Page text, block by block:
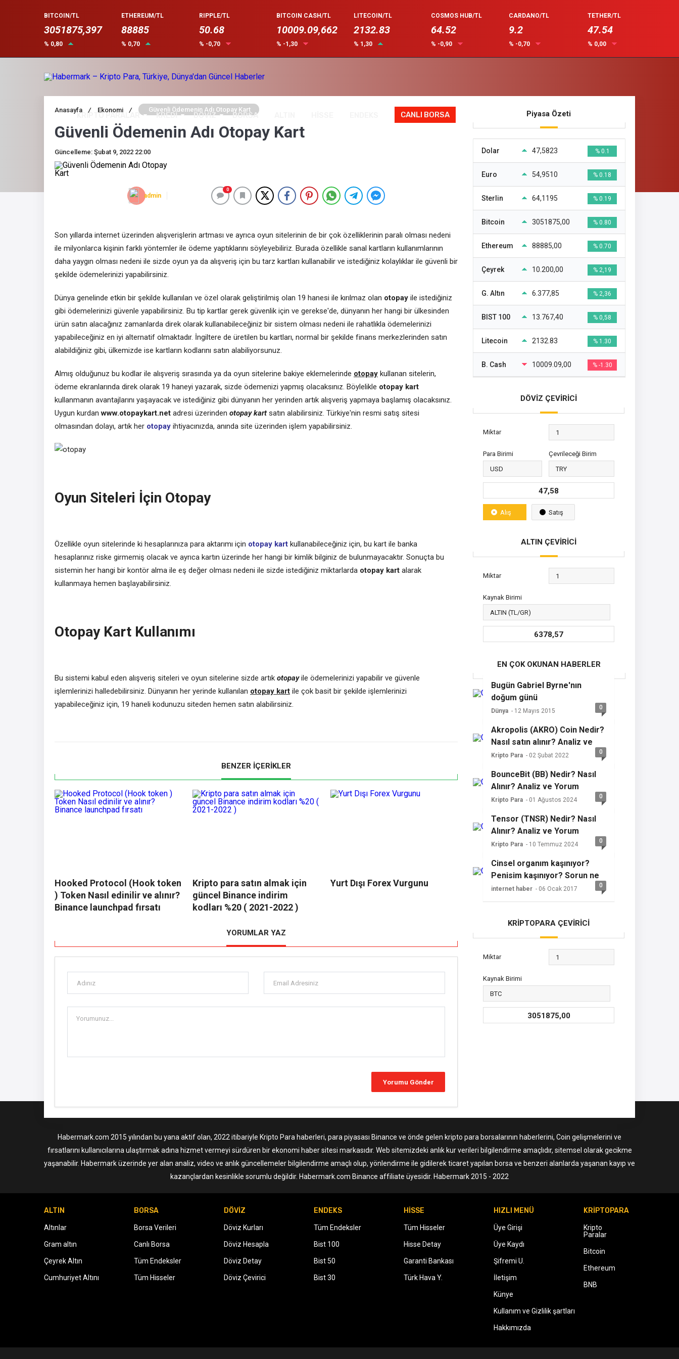
BITCOIN/TL
3051875,397
% 0,80
ETHEREUM/TL
88885
% 0,70
RIPPLE/TL
50.68
% -0,70
BITCOIN CASH/TL
10009.09,662
% -1,30
LITECOIN/TL
2132.83
% 1,30
COSMOS HUB/TL
64.52
% -0,90
CARDANO/TL
9.2
% -0,70
TETHER/TL
47.54
% 0,00
KRİPTO PARALAR KREDİ DÖVİZ BORSA CANLI BORSA
Anasayfa / Ekonomi / Güvenli Ödemenin Adı Otopay Kart
Güvenli Ödemenin Adı Otopay Kart
Güncelleme: Şubat 9, 2022 22:00
admin
0
Son yıllarda internet üzerinden alışverişlerin artması ve ayrıca oyun sitelerinin de bir çok özelliklerinin paralı olması nedeni
ile milyonlarca kişinin farklı yöntemler ile ödeme yaptıklarını söyleyebiliriz. Burada özellikle sanal kartların kullanımlarının
daha yaygın olması nedeni ile sizde oyun ya da alışveriş için bu tarz kartları kullanabilir ve istediğiniz kolaylıklar ile güvenli bir
şekilde ödemelerinizi yapabilirsiniz.
Dünya genelinde etkin bir şekilde kullanılan ve özel olarak geliştirilmiş olan 19 hanesi ile kırılmaz olan otopay ile istediğiniz
gibi ödemelerinizi güvenle yapabilirsiniz. Bu tip kartlar gerek güvenlik için ve gerekse'de, dünyanın her hangi bir ülkesinden
ürün satın alacağınız zamanlarda direk olarak kullanabileceğiniz bir sistem olması nedeni ile rahatlıkla ödemelerinizi
yapabileceğiniz en iyi alternatif olmaktadır. İngiltere de üretilen bu kartları, normal bir şekilde finans merkezlerinden satın
alabildiğiniz gibi, ülkemizde ise kartların kodlarını satın alabiliyorsunuz.
Almış olduğunuz bu kodlar ile alışveriş sırasında ya da oyun sitelerine bakiye eklemelerinde otopay kullanan sitelerin,
ödeme ekranlarında direk olarak 19 haneyi yazarak, sizde ödemenizi yapmış olacaksınız. Böylelikle otopay kart
kullanmanın avantajlarını yaşayacak ve istediğiniz gibi dünyanın her yerinden artık alışveriş yapmaya başlamış olacaksınız.
Uygun kurdanwww.otopaykart.net adresi üzerinden otopay kart satın alabilirsiniz. Türkiye'nin resmi satış sitesi
olmasından dolayı, artık her otopay ihtiyacınızda, anında site üzerinden işlem yapabilirsiniz.
Oyun Siteleri İçin Otopay
Özellikle oyun sitelerinde ki hesaplarınıza para aktarımı için otopay kart kullanabileceğiniz için, bu kart ile banka
hesaplarınız riske girmemiş olacak ve ayrıca kartın üzerinde her hangi bir kimlik bilginiz de bulunmayacaktır. Sonuçta bu
sistemin her hangi bir kontör alma ile eş değer olması nedeni ile sizde istediğiniz miktarlarda otopay kart alarak
kullanmaya hemen başlayabilirsiniz.
Otopay Kart Kullanımı
Bu sistemi kabul eden alışveriş siteleri ve oyun sitelerine sizde artık otopayile ödemelerinizi yapabilir ve güvenle
işlemlerinizi halledebilirsiniz. Dünyanın her yerinde kullanılan otopay kart ile çok basit bir şekilde işlemlerinizi
yapabileceğiniz için, 19 haneli kodunuzu siteden hemen satın alabilirsiniz.
BENZER İÇERİKLER
Hooked Protocol (Hook token
) Token Nasıl edinilir ve alınır?
Binance launchpad fırsatı
Kripto para satın almak için
güncel Binance indirim
kodları %20 ( 2021-2022 )
Yurt Dışı Forex Vurgunu
YORUMLAR YAZ
Piyasa Özeti
Dolar 47,5823 % 0.1
Euro 54,9510 % 0.18
Sterlin 64,1195 % 0.19
Bitcoin 3051875,00 % 0.80
Ethereum 88885,00 % 0.70
Çeyrek 10.200,00 % 2,19
G. Altın 6.377,85 % 2,36
BIST 100 13.767,40 % 0,58
Litecoin 2132.83 % 1.30
B. Cash 10009.09,00 % -1.30
DÖVİZ ÇEVİRİCİ
Miktar
Para Birimi Çevrileceği Birim
47,58
Alış Satış
ALTIN ÇEVİRİCİ
Miktar
Kaynak Birimi
6378,57
EN ÇOK OKUNAN HABERLER
Bugün Gabriel Byrne'nın
doğum günü
Dünya - 12 Mayıs 2015 0
Akropolis (AKRO) Coin Nedir?
Nasıl satın alınır? Analiz ve
yorum
Kripto Para - 02 Şubat 2022 0
BounceBit (BB) Nedir? Nasıl
Alınır? Analiz ve Yorum
Kripto Para - 01 Ağustos 2024 0
Tensor (TNSR) Nedir? Nasıl
Alınır? Analiz ve Yorum
Kripto Para - 10 Temmuz 2024 0
Cinsel organım kaşınıyor?
Penisim kaşınıyor? Sorun ne
olabilir?
internet haber - 06 Ocak 2017 0
KRİPTOPARA ÇEVİRİCİ
Miktar
Kaynak Birimi
3051875,00
Habermark.com 2015 yılından bu yana aktif olan, 2022 itibariyle Kripto Para haberleri, para piyasası Binance ve önde gelen kripto para borsalarının haberlerini, Coin gelişmelerini ve
fırsatlarını kullanıcılarına ulaştırmak adına hizmet vermeyi sürdüren bir ekonomi haber sitesi markasıdır. Web sitemizdeki anlık kur verileri bilgilendirme amaçlıdır, sitemsel olarak gecikme
yaşanabilir. Habermark üzerinde yer alan analiz, video ve anlık güncellemeler bilgilendirme amaçlı olup, yönlendirme ile gidilerek ticaret yapılan borsa ve benzeri alanlarda yaşanan kayıp ve
kazançlardan kesinlikle sorumlu değildir. Habermark.com Binance affiliate üyesidir. Habermark 2015 - 2022
ALTIN
Altınlar
Gram altın
Çeyrek Altın
Cumhuriyet Altını
BORSA
Borsa Verileri
Canlı Borsa
Tüm Endeksler
Tüm Hisseler
DÖVİZ
Döviz Kurları
Döviz Hesapla
Döviz Detay
Döviz Çevirici
ENDEKS
Tüm Endeksler
Bist 100
Bist 50
Bist 30
HİSSE
Tüm Hisseler
Hisse Detay
Garanti Bankası
Türk Hava Y.
HIZLI MENÜ
Üye Girişi
Üye Kaydı
Şifremi U.
İletişim
Künye
Kullanım ve Gizlilik şartları
Hakkımızda
KRİPTOPARA
Kripto
Paralar
Bitcoin
Ethereum
BNB